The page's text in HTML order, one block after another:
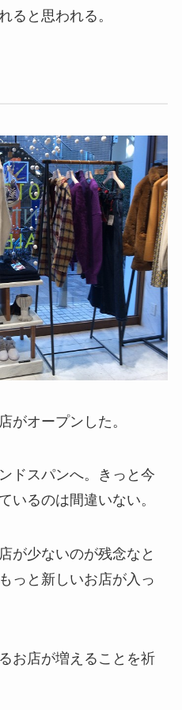
ると思われる。
がオープンした。
ドスパンへ。きっと今
いるのは間違いない。
が少ないのが残念なと
っと新しいお店が入っ
お店が増えることを祈